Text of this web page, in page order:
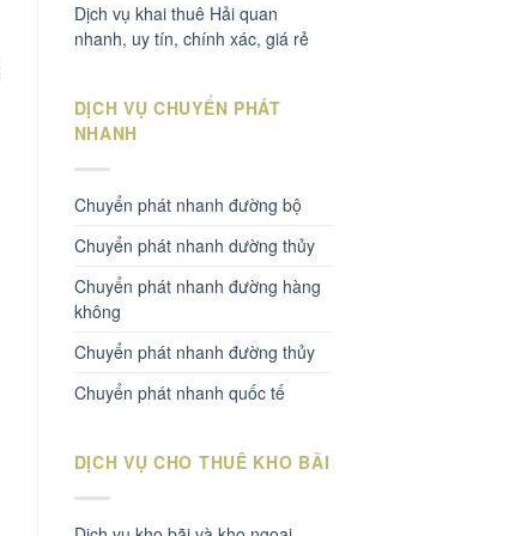
Dịch vụ khai thuê Hải quan
nhanh, uy tín, chính xác, giá rẻ
DỊCH VỤ CHUYỂN PHÁT
NHANH
Chuyển phát nhanh đường bộ
Chuyển phát nhanh dường thủy
Chuyển phát nhanh đường hàng
không
Chuyển phát nhanh đường thủy
Chuyển phát nhanh quốc tế
DỊCH VỤ CHO THUÊ KHO BÃI